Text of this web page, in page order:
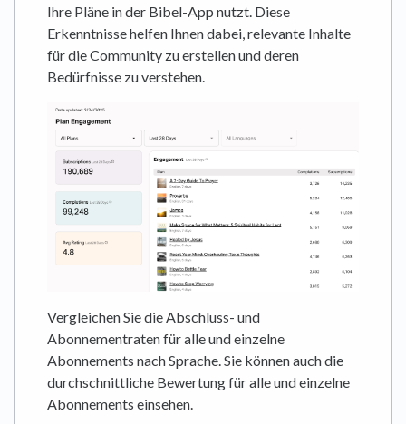
Ihre Pläne in der Bibel-App nutzt. Diese
Erkenntnisse helfen Ihnen dabei, relevante Inhalte
für die Community zu erstellen und deren
Bedürfnisse zu verstehen.
Vergleichen Sie die Abschluss- und
Abonnementraten für alle und einzelne
Abonnements nach Sprache. Sie können auch die
durchschnittliche Bewertung für alle und einzelne
Abonnements einsehen.